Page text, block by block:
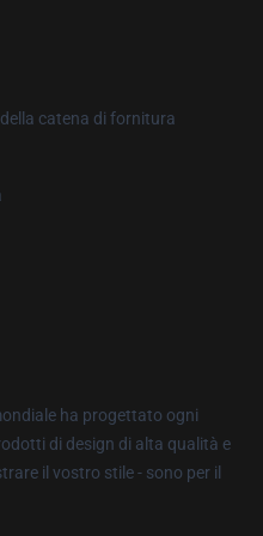
catena di fornitura
ha progettato ogni
di design di alta qualità e
il vostro stile - sono per il